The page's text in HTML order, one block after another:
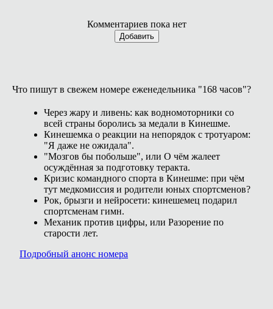
Комментариев пока нет
Добавить
Что пишут в свежем номере еженедельника "168 часов"?
Через жару и ливень: как водномоторники со
всей страны боролись за медали в Кинешме.
Кинешемка о реакции на непорядок с тротуаром:
"Я даже не ожидала".
"Мозгов бы побольше", или О чём жалеет
осуждённая за подготовку теракта.
Кризис командного спорта в Кинешме: при чём
тут медкомиссия и родители юных спортсменов?
Рок, брызги и нейросети: кинешемец подарил
спортсменам гимн.
Механик против цифры, или Разорение по
старости лет.
Подробный анонс номера